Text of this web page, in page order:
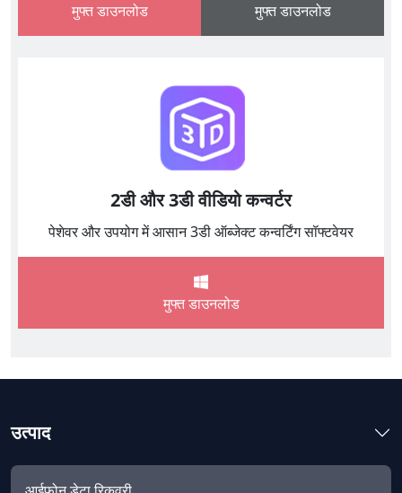
मुफ्त डाउनलोड मुफ्त डाउनलोड
2डी और 3डी वीडियो कन्वर्टर
पेशेवर और उपयोग में आसान 3डी ऑब्जेक्ट कन्वर्टिंग सॉफ्टवेयर
मुफ्त डाउनलोड
उत्पाद